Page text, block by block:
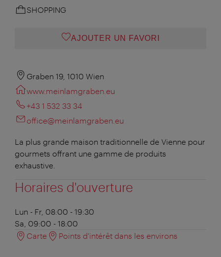
SHOPPING
AJOUTER UN FAVORI
Graben 19, 1010 Wien
www.meinlamgraben.eu
+43 1 532 33 34
office@meinlamgraben.eu
La plus grande maison traditionnelle de Vienne pour
gourmets offrant une gamme de produits
exhaustive.
Horaires d'ouverture
Lun - Fr, 08:00 - 19:30
Sa, 09:00 - 18:00
Carte
Points d'intérêt dans les environs